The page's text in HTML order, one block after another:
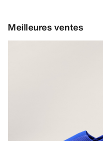
Meilleures ventes